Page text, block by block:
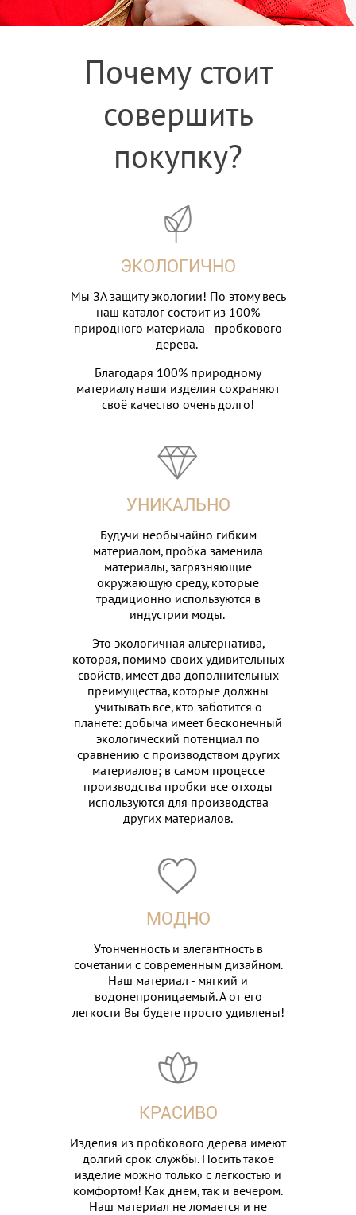
Почему стоит
совершить
покупку?
ЭКОЛОГИЧНО
Мы ЗА защиту экологии! По этому весь
наш каталог состоит из 100%
природного материала - пробкового
дерева.
Благодаря 100% природному
материалу наши изделия сохраняют
своё качество очень долго!
УНИКАЛЬНО
Будучи необычайно гибким
материалом, пробка заменила
материалы, загрязняющие
окружающую среду, которые
традиционно используются в
индустрии моды.
Это экологичная альтернатива,
которая, помимо своих удивительных
свойств, имеет два дополнительных
преимущества, которые должны
учитывать все, кто заботится о
планете: добыча имеет бесконечный
экологический потенциал по
сравнению с производством других
материалов; в самом процессе
производства пробки все отходы
используются для производства
других материалов.
МОДНО
Утонченность и элегантность в
сочетании с современным дизайном.
Наш материал - мягкий и
водонепроницаемый. А от его
легкости Вы будете просто удивлены!
КРАСИВО
Изделия из пробкового дерева имеют
долгий срок службы. Носить такое
изделие можно только с легкостью и
комфортом! Как днем, так и вечером.
Наш материал не ломается и не